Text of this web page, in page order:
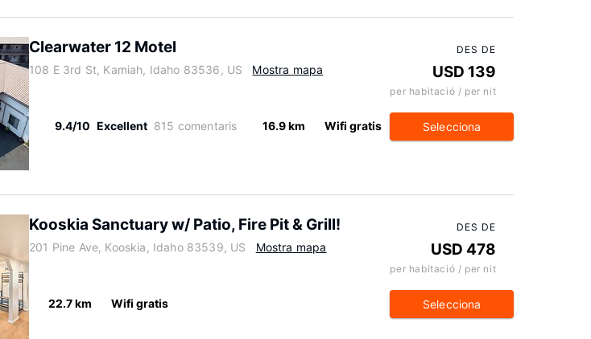
Clearwater 12 Motel
108 E 3rd St, Kamiah, Idaho 83536, US Mostra mapa
9.4/10 Excellent 815 comentaris 16.9 km Wifi gratis
DES DE
USD 139
per habitació / per nit
Selecciona
Kooskia Sanctuary w/ Patio, Fire Pit & Grill!
201 Pine Ave, Kooskia, Idaho 83539, US Mostra mapa
22.7 km Wifi gratis
DES DE
USD 478
per habitació / per nit
Selecciona